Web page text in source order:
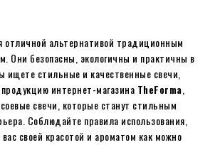
отличной альтернативой традиционным
Они безопасны, экологичны и практичны в
ищете стильные и качественные свечи,
интернет-магазина TheForma,
свечи, которые станут стильным
Соблюдайте правила использования,
своей красотой и ароматом как можно